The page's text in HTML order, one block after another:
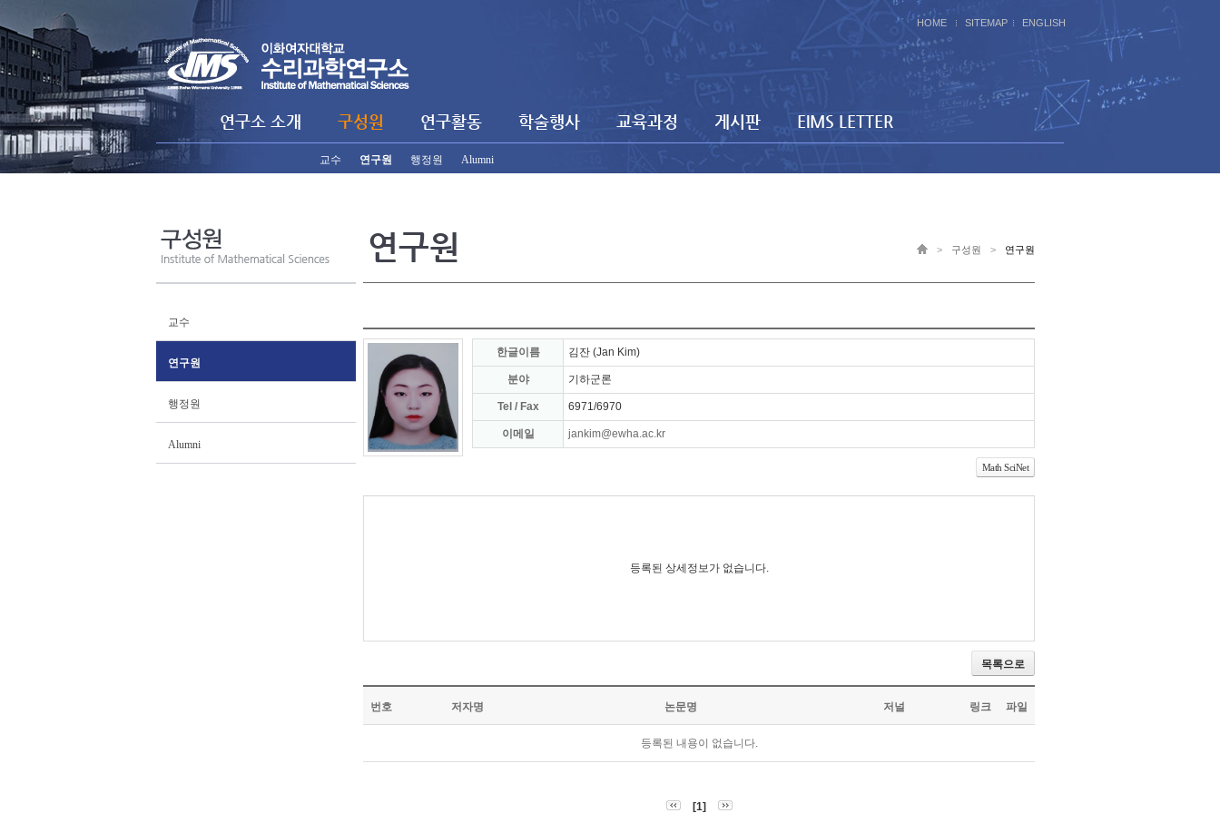
ENGLISH
HOME SITEMAP
연구소 소개 구성원
교수 연구원 행정원 Alumni
연구활동 학술행사 교육과정 게시판 EIMS LETTER
교수
연구원
행정원
Alumni
한글이름 김잔 (Jan Kim)
분야 기하군론
Tel / Fax 6971/6970
이메일 jankim@ewha.ac.kr
Math SciNet
등록된 상세정보가 없습니다.
목록으로
번호 저자명 논문명 저널 링크 파일
등록된 내용이 없습니다.
[1]
연구원 > 구성원 > 연구원